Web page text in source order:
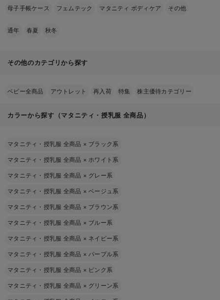
母子手帳ケース フェムテック マタニティ ボディケア その他
通年 春夏 秋冬
その他のカテゴリから探す
ベビー全商品 アウトレット 再入荷 特集 株主優待カテゴリー
カラーから探す（マタニティ・授乳服 全商品）
マタニティ・授乳服 全商品 × ブラック系
マタニティ・授乳服 全商品 × ホワイト系
マタニティ・授乳服 全商品 × グレー系
マタニティ・授乳服 全商品 ×ベージュ系
マタニティ・授乳服 全商品 × ブラウン系
マタニティ・授乳服 全商品 × ブルー系
マタニティ・授乳服 全商品 × ネイビー系
マタニティ・授乳服 全商品 × パープル系
マタニティ・授乳服 全商品 × ピンク系
マタニティ・授乳服 全商品 × グリーン系